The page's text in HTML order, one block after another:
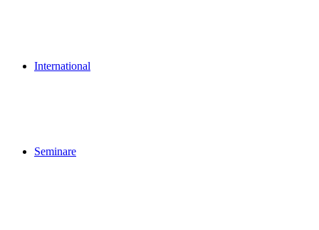
International
Seminare